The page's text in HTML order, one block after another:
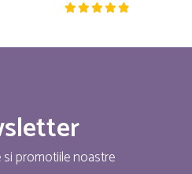
promotiile noastre